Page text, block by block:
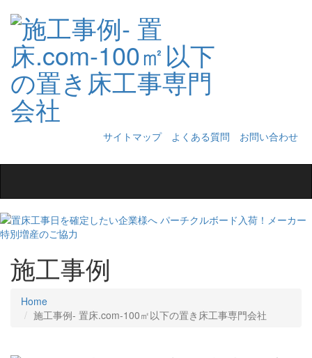
サイトマップ よくある質問
お問い合わせ
navigation
施工事例
Home
施工事例‐ 置床.com-100㎡以下の置き床工事専門会社